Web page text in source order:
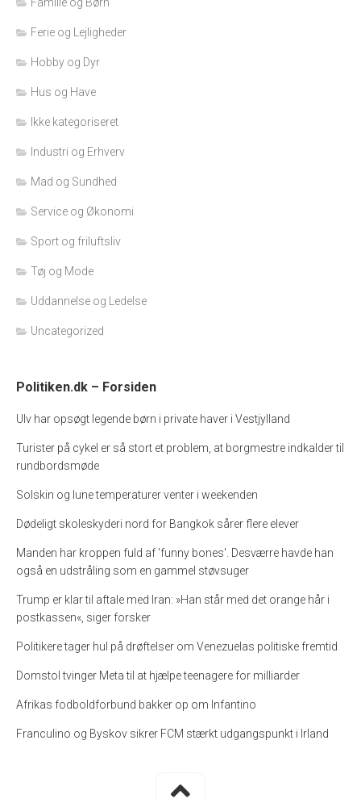
Ferie og Lejligheder
Hobby og Dyr
Hus og Have
Ikke kategoriseret
Industri og Erhverv
Mad og Sundhed
Service og Økonomi
Sport og friluftsliv
Tøj og Mode
Uddannelse og Ledelse
Uncategorized
Politiken.dk – Forsiden
Ulv har opsøgt legende børn i private haver i Vestjylland
Turister på cykel er så stort et problem, at borgmestre indkalder til
rundbordsmøde
Solskin og lune temperaturer venter i weekenden
Dødeligt skoleskyderi nord for Bangkok sårer flere elever
Manden har kroppen fuld af 'funny bones'. Desværre havde han
også en udstråling som en gammel støvsuger
Trump er klar til aftale med Iran: »Han står med det orange hår i
postkassen«, siger forsker
Politikere tager hul på drøftelser om Venezuelas politiske fremtid
Domstol tvinger Meta til at hjælpe teenagere for milliarder
Afrikas fodboldforbund bakker op om Infantino
Franculino og Byskov sikrer FCM stærkt udgangspunkt i Irland